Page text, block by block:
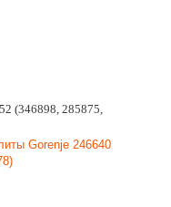
(346898, 285875,